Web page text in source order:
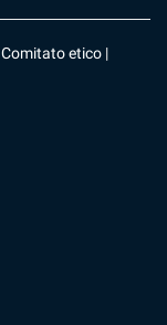
Comitato etico |